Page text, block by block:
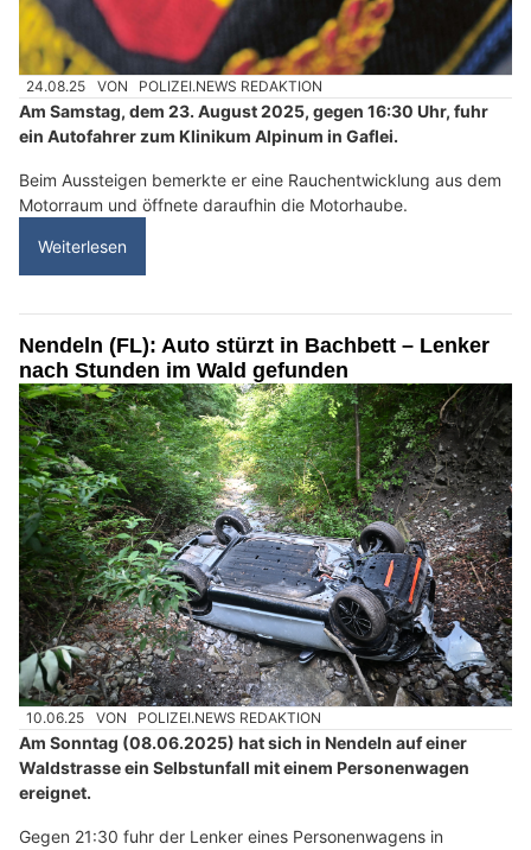
24.08.25 VON POLIZEI.NEWS REDAKTION
Am Samstag, dem 23. August 2025, gegen 16:30 Uhr, fuhr
ein Autofahrer zum Klinikum Alpinum in Gaflei.
Beim Aussteigen bemerkte er eine Rauchentwicklung aus dem
Motorraum und öffnete daraufhin die Motorhaube.
Weiterlesen
Nendeln (FL): Auto stürzt in Bachbett – Lenker
nach Stunden im Wald gefunden
10.06.25 VON POLIZEI.NEWS REDAKTION
Am Sonntag (08.06.2025) hat sich in Nendeln auf einer
Waldstrasse ein Selbstunfall mit einem Personenwagen
ereignet.
Gegen 21:30 fuhr der Lenker eines Personenwagens in